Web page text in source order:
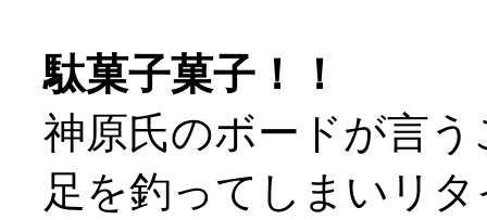
駄菓子菓子！！
神原氏のボードが言
足を釣ってしまいリ